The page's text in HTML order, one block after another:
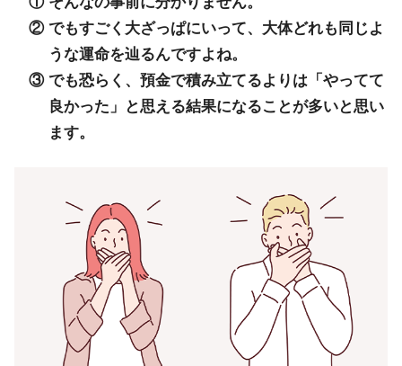
② でもすごく大ざっぱにいって、大体どれも同じよ
うな運命を辿るんですよね。
③ でも恐らく、預金で積み立てるよりは「やってて
良かった」と思える結果になることが多いと思い
ます。